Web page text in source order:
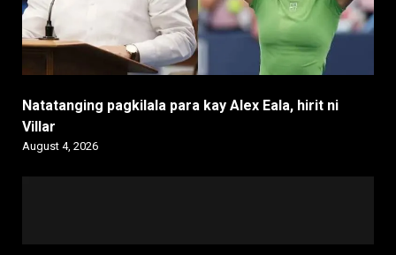
Natatanging pagkilala para kay Alex Eala, hirit ni
Villar
August 4, 2026